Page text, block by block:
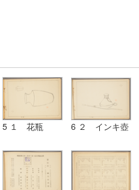
5 １ 花瓶 6 ２ インキ壺